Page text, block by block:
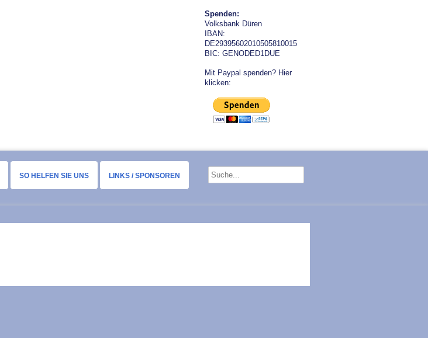
Spenden:
Volksbank Düren
IBAN:
DE29395602010505810015
BIC: GENODED1DUE
Mit Paypal spenden? Hier
klicken:
SO HELFEN SIE UNS LINKS / SPONSOREN